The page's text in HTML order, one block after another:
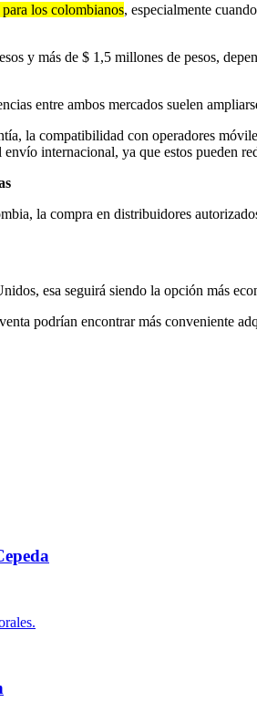
los colombianos, especialmente
y más de $ 1,5 millones de pesos,
entre ambos mercados suelen
la compatibilidad con operadores
internacional, ya que estos pueden
la compra en distribuidores
esa seguirá siendo la opción más
podrían encontrar más conveniente